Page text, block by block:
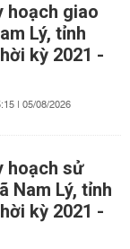
hoạch giao
Lý, tỉnh
kỳ 2021 -
| 05/08/2026
hoạch sử
Nam Lý, tỉnh
kỳ 2021 -